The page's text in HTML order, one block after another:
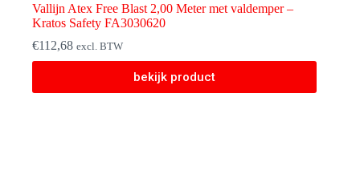
Vallijn Atex Free Blast 2,00 Meter met valdemper –
Kratos Safety FA3030620
€112,68 excl. BTW
bekijk product